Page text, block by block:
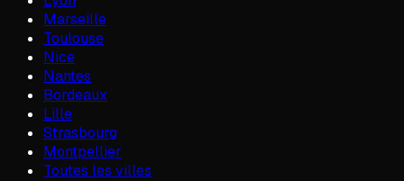
Marseille
Toulouse
Nice
Nantes
Bordeaux
Lille
Strasbourg
Montpellier
Toutes les villes